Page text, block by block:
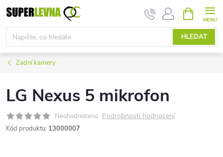
Přejít
na
obsah
HLEDAT
NÁKUPNÍ
KOŠÍK
Zadní kamery
LG Nexus 5 mikrofon
Neohodnoceno Podrobnosti hodnocení
Kód produktu: 13000007